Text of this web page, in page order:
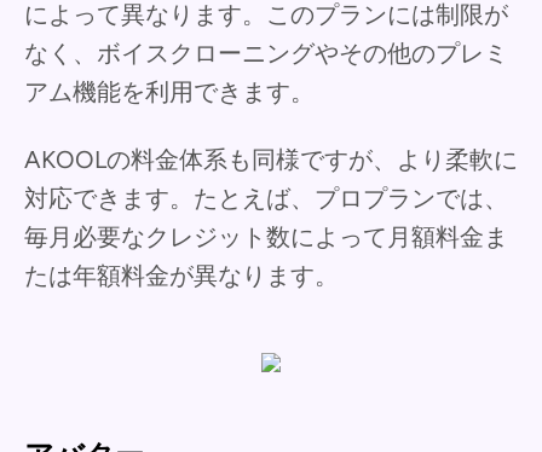
によって異なります。このプランには制限が
なく、ボイスクローニングやその他のプレミ
アム機能を利用できます。
AKOOLの料金体系も同様ですが、より柔軟に
対応できます。たとえば、プロプランでは、
毎月必要なクレジット数によって月額料金ま
たは年額料金が異なります。